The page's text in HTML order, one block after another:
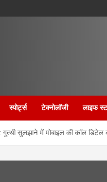
स्पोर्ट्स टेक्नोलॉजी लाइफ
सुलझाने में मोबाइल की कॉल डिटेल